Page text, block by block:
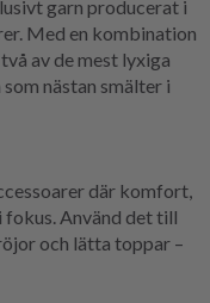
garn producerat i
Med en kombination
av de mest lyxiga
nästan smälter i
där komfort,
Använd det till
och lätta toppar –